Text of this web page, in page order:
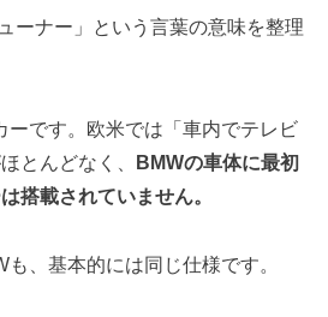
ーナー」という言葉の意味を整理
ーです。欧米では「車内でテレビ
とんどなく、
BMWの車体に最初
搭載されていません。
、基本的には同じ仕様です。